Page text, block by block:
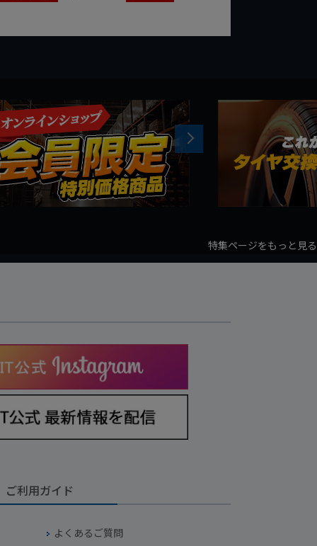
Next
特集ページをもっと見る
ご利用ガイド
よくあるご質問